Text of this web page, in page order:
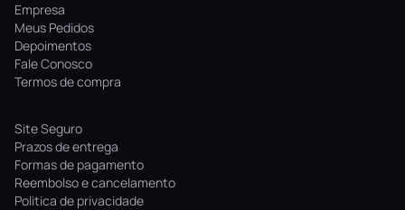
Empresa
Meus Pedidos
Depoimentos
Fale Conosco
Termos de compra
Site Seguro
Prazos de entrega
Formas de pagamento
Reembolso e cancelamento
Politica de privacidade